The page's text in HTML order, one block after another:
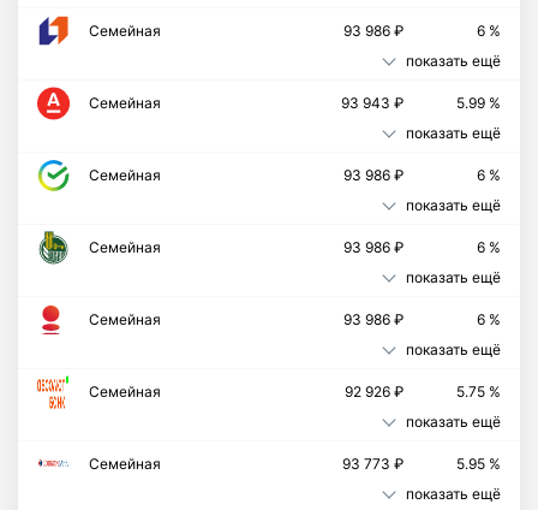
Семейная 93 986 ₽
6 %
показать ещё
Семейная 93 943 ₽
5.99 %
показать ещё
Семейная 93 986 ₽
6 %
показать ещё
Семейная 93 986 ₽
6 %
показать ещё
Семейная 93 986 ₽
6 %
показать ещё
Cемейная 92 926 ₽
5.75 %
показать ещё
Семейная 93 773 ₽
5.95 %
показать ещё